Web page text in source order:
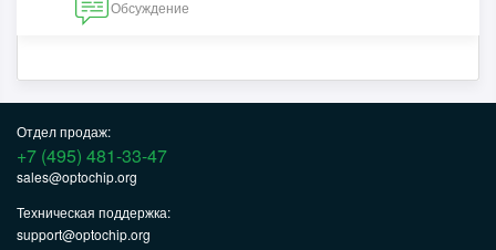
Обсуждение
Отдел продаж:
+7 (495) 481-33-47
sales@optochip.org
Техническая поддержка:
support@optochip.org